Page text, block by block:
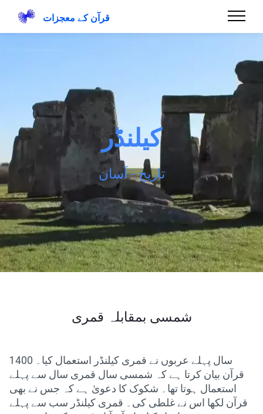
قرآن کے معجزات
کیلنڈر
تاریخ - آسان
شمسی بمقابلہ قمری
1400 سال پہلے عربوں نے قمری کیلنڈر استعمال کیا۔
قرآن بیان کرتا ہے کہ شمسی سال قمری سال سے پہلے
استعمال ہوتا تھا۔ شکوک کا دعویٰ ہے کہ جس نے بھی
قرآن لکھا اس نے غلطی کی۔ قمری کیلنڈر سب سے پہلے